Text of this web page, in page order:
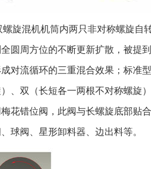
混机机筒内两只非对称螺旋自转
圆周方位的不断更新扩散，被提
对流循环的三重混合效果；标准
、双（长短各一两根不对称螺旋
花错位阀，此阀与长螺旋底部贴
球阀、星形卸料器、边出料等。